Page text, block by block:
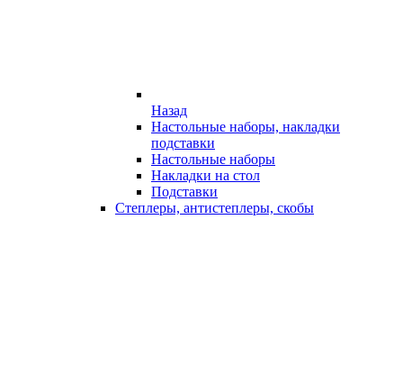
Назад
Настольные наборы, накладки
подставки
Настольные наборы
Накладки на стол
Подставки
Степлеры, антистеплеры, скобы